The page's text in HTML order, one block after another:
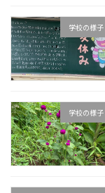
学校の様子
学校の様子